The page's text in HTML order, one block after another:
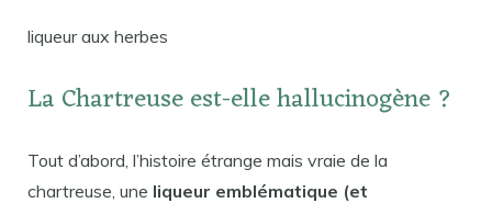
liqueur aux herbes
La Chartreuse est-elle hallucinogène ?
Tout d’abord, l’histoire étrange mais vraie de la
chartreuse, une liqueur emblématique (et